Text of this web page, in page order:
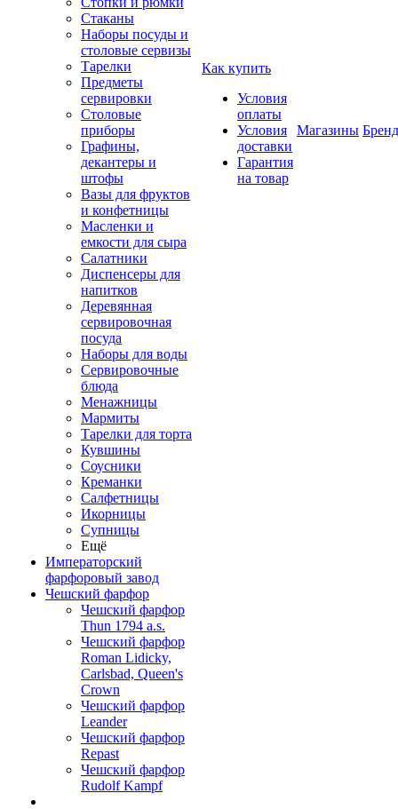
Стаканы
Наборы посуды и
столовые сервизы
Тарелки
Предметы
сервировки
Столовые
приборы
Графины,
декантеры и
штофы
Вазы для фруктов
и конфетницы
Масленки и
емкости для сыра
Салатники
Диспенсеры для
напитков
Деревянная
сервировочная
посуда
Наборы для воды
Сервировочные
блюда
Менажницы
Мармиты
Тарелки для торта
Кувшины
Соусники
Креманки
Салфетницы
Икорницы
Супницы
Ещё
Императорский
фарфоровый завод
Чешский фарфор
Чешский фарфор
Thun 1794 a.s.
Чешский фарфор
Roman Lidicky,
Carlsbad, Queen's
Crown
Чешский фарфор
Leander
Чешский фарфор
Repast
Чешский фарфор
Rudolf Kampf
Как купить
Условия
оплаты
Условия
доставки
Гарантия
на товар
Магазины